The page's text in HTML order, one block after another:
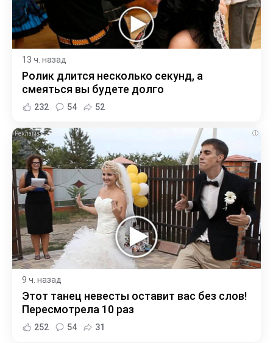
13 ч. назад
Ролик длится несколько секунд, а
смеяться вы будете долго
232 54 52
i
9 ч. назад
Этот танец невесты оставит вас без слов!
Пересмотрела 10 раз
252 54 31